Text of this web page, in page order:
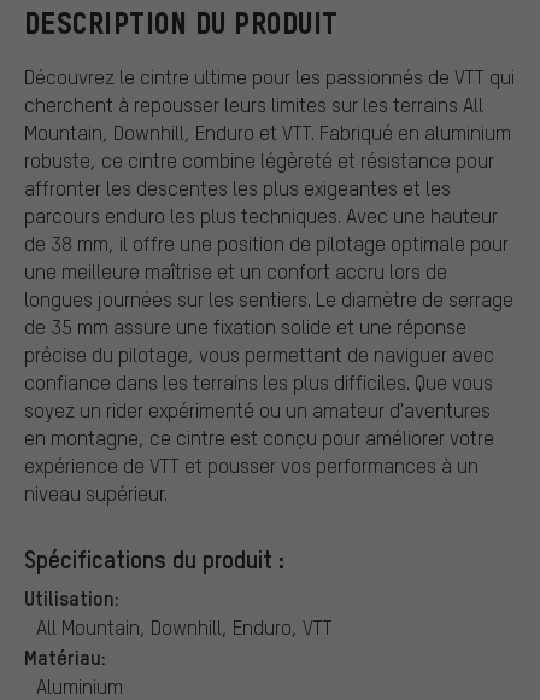
DESCRIPTION DU PRODUIT
Découvrez le cintre ultime pour les passionnés de VTT qui
cherchent à repousser leurs limites sur les terrains All
Mountain, Downhill, Enduro et VTT. Fabriqué en aluminium
robuste, ce cintre combine légèreté et résistance pour
affronter les descentes les plus exigeantes et les
parcours enduro les plus techniques. Avec une hauteur
de 38 mm, il offre une position de pilotage optimale pour
une meilleure maîtrise et un confort accru lors de
longues journées sur les sentiers. Le diamètre de serrage
de 35 mm assure une fixation solide et une réponse
précise du pilotage, vous permettant de naviguer avec
confiance dans les terrains les plus difficiles. Que vous
soyez un rider expérimenté ou un amateur d'aventures
en montagne, ce cintre est conçu pour améliorer votre
expérience de VTT et pousser vos performances à un
niveau supérieur.
Spécifications du produit :
Utilisation:
All Mountain, Downhill, Enduro, VTT
Matériau:
Aluminium